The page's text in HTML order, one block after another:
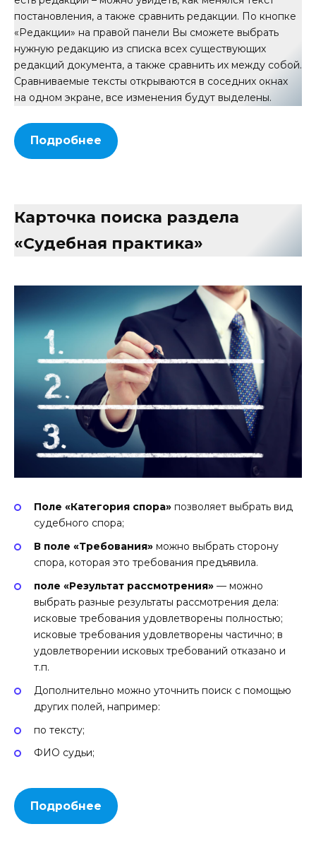
постановления, а также сравнить редакции. По кнопке
«Редакции» на правой панели Вы сможете выбрать
нужную редакцию из списка всех существующих
редакций документа, а также сравнить их между собой.
Сравниваемые тексты открываются в соседних окнах
на одном экране, все изменения будут выделены.
Подробнее
Карточка поиска раздела
«Судебная практика»
Поле «Категория спора» позволяет выбрать вид
судебного спора;
В поле «Требования» можно выбрать сторону
спора, которая это требования предъявила.
поле «Результат рассмотрения» — можно
выбрать разные результаты рассмотрения дела:
исковые требования удовлетворены полностью;
исковые требования удовлетворены частично; в
удовлетворении исковых требований отказано и
т.п.
Дополнительно можно уточнить поиск с помощью
других полей, например:
по тексту;
ФИО судьи;
Подробнее